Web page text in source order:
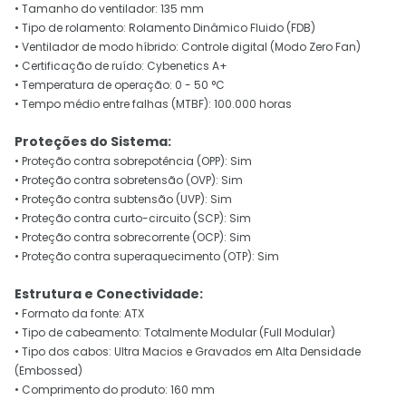
• Tamanho do ventilador: 135 mm
• Tipo de rolamento: Rolamento Dinâmico Fluido (FDB)
• Ventilador de modo híbrido: Controle digital (Modo Zero Fan)
• Certificação de ruído: Cybenetics A+
• Temperatura de operação: 0 - 50 °C
• Tempo médio entre falhas (MTBF): 100.000 horas
Proteções do Sistema:
• Proteção contra sobrepotência (OPP): Sim
• Proteção contra sobretensão (OVP): Sim
• Proteção contra subtensão (UVP): Sim
• Proteção contra curto-circuito (SCP): Sim
• Proteção contra sobrecorrente (OCP): Sim
• Proteção contra superaquecimento (OTP): Sim
Estrutura e Conectividade:
• Formato da fonte: ATX
• Tipo de cabeamento: Totalmente Modular (Full Modular)
• Tipo dos cabos: Ultra Macios e Gravados em Alta Densidade
(Embossed)
• Comprimento do produto: 160 mm